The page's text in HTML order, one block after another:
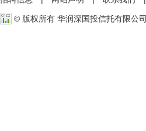
© 版权所有 华润深国投信托有限公司